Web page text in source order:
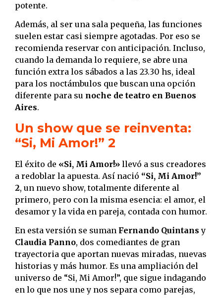
potente.
Además, al ser una sala pequeña, las funciones
suelen estar casi siempre agotadas. Por eso se
recomienda reservar con anticipación. Incluso,
cuando la demanda lo requiere, se abre una
función extra los sábados a las 23.30 hs, ideal
para los noctámbulos que buscan una opción
diferente para su noche de teatro en Buenos
Aires.
Un show que se reinventa:
“Si, Mi Amor!” 2
El éxito de «Si, Mi Amor!» llevó a sus creadores
a redoblar la apuesta. Así nació “Si, Mi Amor!”
2, un nuevo show, totalmente diferente al
primero, pero con la misma esencia: el amor, el
desamor y la vida en pareja, contada con humor.
En esta versión se suman Fernando Quintans y
Claudia Panno, dos comediantes de gran
trayectoria que aportan nuevas miradas, nuevas
historias y más humor. Es una ampliación del
universo de “Si, Mi Amor!”, que sigue indagando
en lo que nos une y nos separa como parejas,